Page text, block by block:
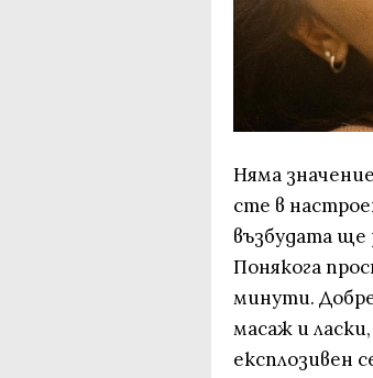
Няма
сте в
възбудата ще
Понякога
минути.
масаж и
експлозивен